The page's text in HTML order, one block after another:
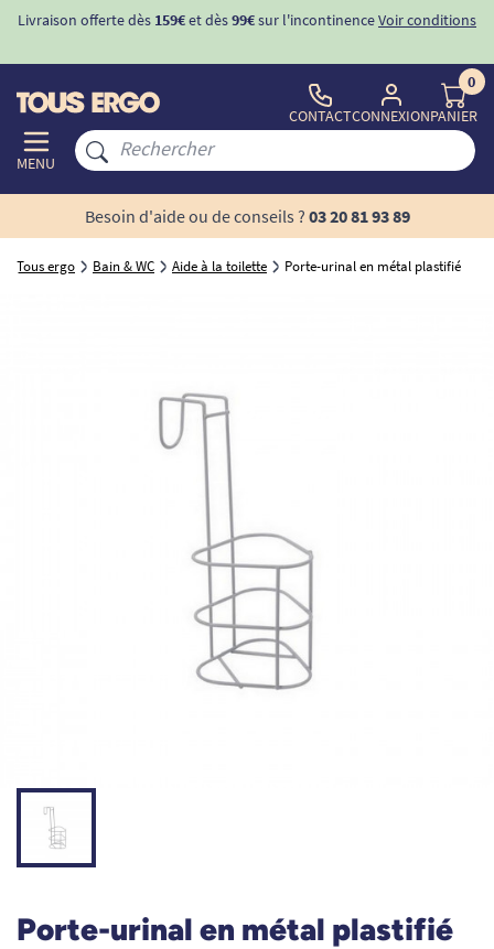
Livraison offerte dès 159€et dès99€sur l'incontinenceVoir conditions
MENU
CONTACTCONNEXION
0
PANIER
Besoin d'aide ou de conseils ? 03 20 81 93 89
Tous ergo Bain & WC Aide à la toilette Porte-urinal en métal plastifié
Porte-urinal en métal plastifié